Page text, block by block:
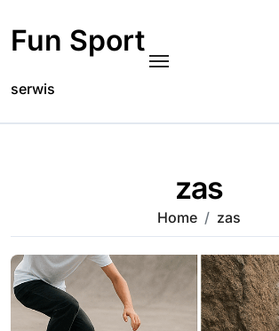
content
Fun Sport
serwis
zas
Home zas